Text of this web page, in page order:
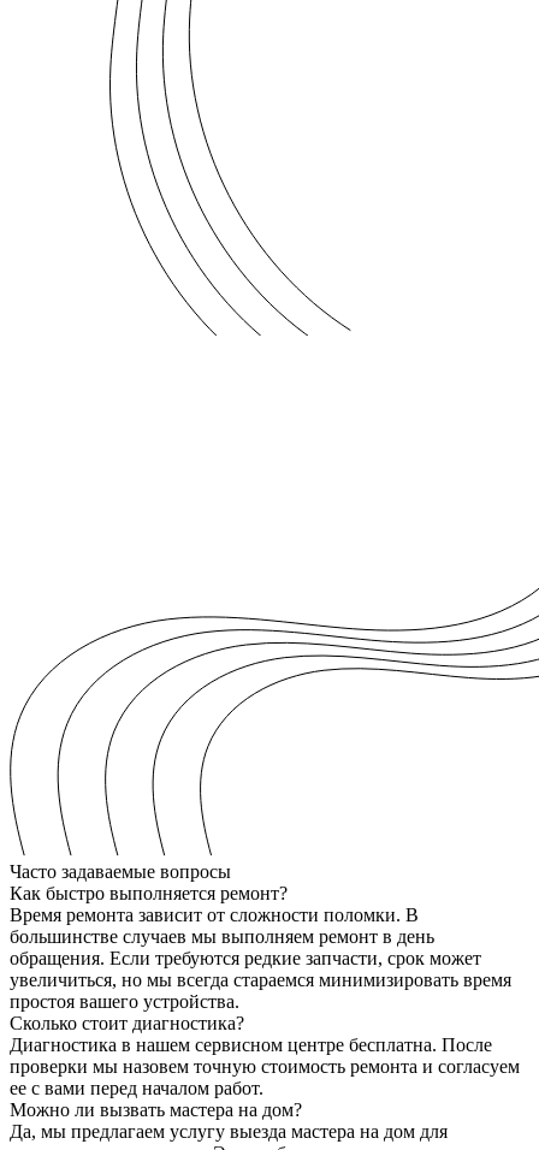
Часто задаваемые вопросы
Как быстро выполняется ремонт?
Время ремонта зависит от сложности поломки. В
большинстве случаев мы выполняем ремонт в день
обращения. Если требуются редкие запчасти, срок может
увеличиться, но мы всегда стараемся минимизировать время
простоя вашего устройства.
Сколько стоит диагностика?
Диагностика в нашем сервисном центре бесплатна. После
проверки мы назовем точную стоимость ремонта и согласуем
ее с вами перед началом работ.
Можно ли вызвать мастера на дом?
Да, мы предлагаем услугу выезда мастера на дом для